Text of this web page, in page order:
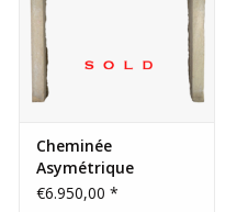
Cheminée
Asymétrique
Française
€6.950,00 *